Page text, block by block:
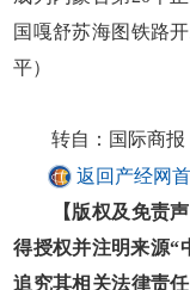
国嘎舒苏海图铁路
平）
转自：国际商报
返回产经网
【版权及免责声
得授权并注明来源“
追究其相关法律责